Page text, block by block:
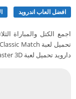
افضل العاب اندرويد
دارويد تحميل لعبة Tile Master 3D مهكرة للاندرويد 2024 – ابك دارويد